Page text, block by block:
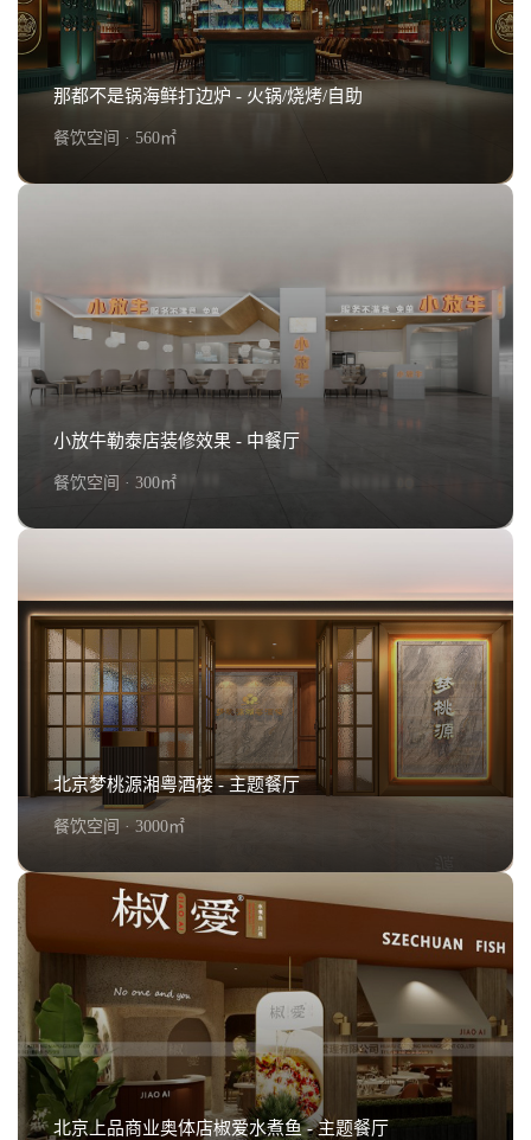
查看详情+
那都不是锅海鲜打边炉 - 火锅/烧烤/自助
餐饮空间 · 560㎡
那都不是锅海鲜打边炉 - 火锅/烧烤/自助
查看详情+
小放牛勒泰店装修效果 - 中餐厅
餐饮空间 · 300㎡
小放牛勒泰店装修效果 - 中餐厅
查看详情+
北京梦桃源湘粤酒楼 - 主题餐厅
餐饮空间 · 3000㎡
北京梦桃源湘粤酒楼 - 主题餐厅
查看详情+
北京上品商业奥体店椒爱水煮鱼 - 主题餐厅